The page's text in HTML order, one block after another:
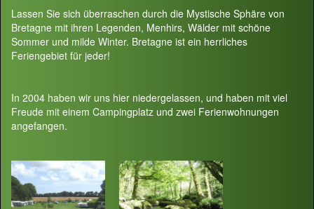
Lassen Sie sich überraschen durch die Mystische Sphäre von
Bretagne mit ihren Legenden, Menhirs, Wälder mit schöne
Sommer und milde Winter. Bretagne ist ein herrliches
Feriengebiet für jeder!
In 2004 haben wir uns hier niedergelassen, und haben mit viel
Freude mit einem Campingplatz und zwei Ferienwohnungen
angefangen.